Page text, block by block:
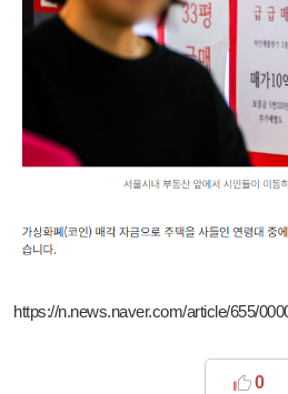
https://n.news.naver.com/article/655/
0